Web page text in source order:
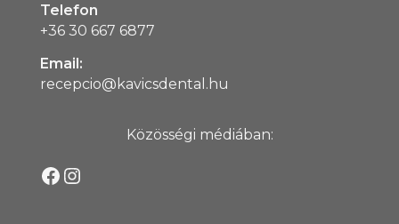
Telefon
+36 30 667 6877
Email:
recepcio@kavicsdental.hu
Közösségi médiában: